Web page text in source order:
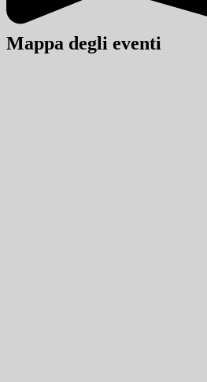
Mappa degli eventi